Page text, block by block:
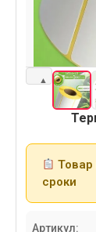
▲
Товар
сроки
Артикул: